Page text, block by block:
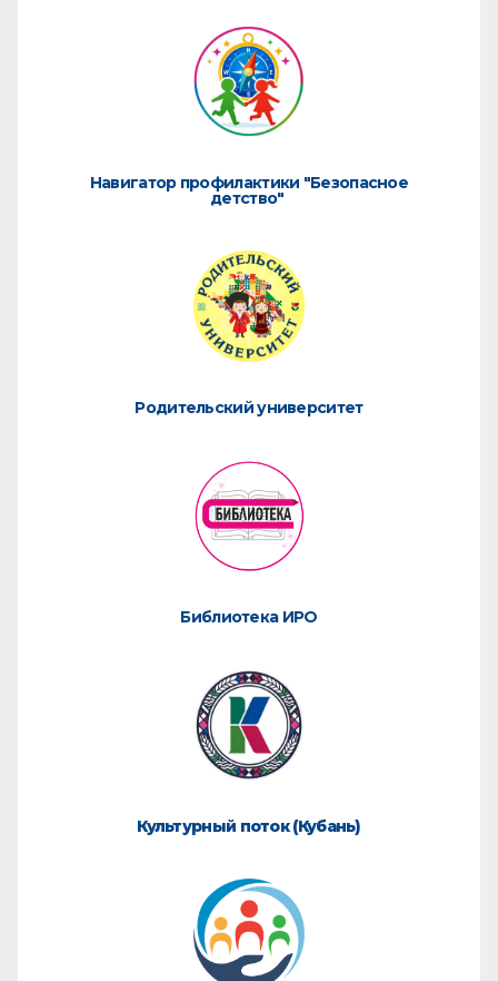
Навигатор профилактики "Безопасное
детство"
Родительский университет
Библиотека ИРО
Культурный поток (Кубань)